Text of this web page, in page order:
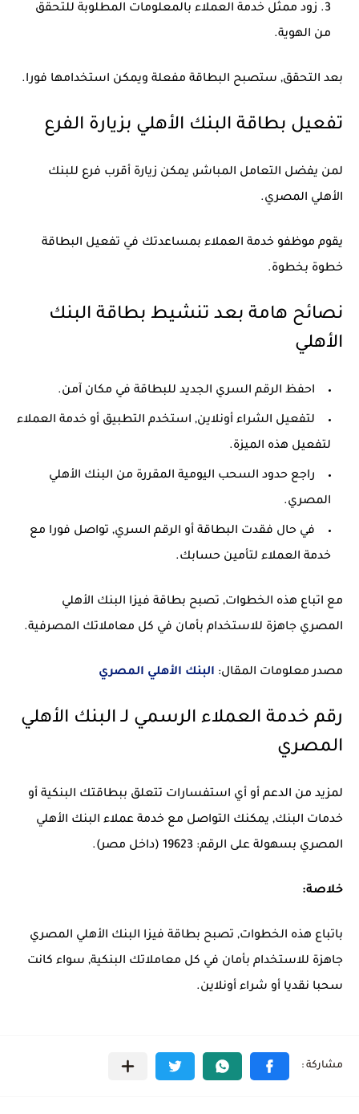
زود ممثل خدمة العملاء بالمعلومات المطلوبة للتحقق
من الهوية.
بعد التحقق, ستصبح البطاقة مفعلة ويمكن استخدامها فورا.
تفعيل بطاقة البنك الأهلي بزيارة الفرع
لمن يفضل التعامل المباشر, يمكن زيارة أقرب فرع للبنك
الأهلي المصري.
يقوم موظفو خدمة العملاء بمساعدتك في تفعيل البطاقة
خطوة بخطوة.
نصائح هامة بعد تنشيط بطاقة البنك
الأهلي
احفظ الرقم السري الجديد للبطاقة في مكان آمن.
لتفعيل الشراء أونلاين, استخدم التطبيق أو خدمة العملاء
لتفعيل هذه الميزة.
راجع حدود السحب اليومية المقررة من البنك الأهلي
المصري.
في حال فقدت البطاقة أو الرقم السري, تواصل فورا مع
خدمة العملاء لتأمين حسابك.
مع اتباع هذه الخطوات, تصبح بطاقة فيزا البنك الأهلي
المصري جاهزة للاستخدام بأمان في كل معاملاتك المصرفية.
مصدر معلومات المقال: البنك الأهلي المصري
رقم خدمة العملاء الرسمي لـ البنك الأهلي
المصري
لمزيد من الدعم أو أي استفسارات تتعلق ببطاقتك البنكية أو
خدمات البنك, يمكنك التواصل مع خدمة عملاء البنك الأهلي
المصري بسهولة على الرقم: 19623 (داخل مصر).
خلاصة:
باتباع هذه الخطوات, تصبح بطاقة فيزا البنك الأهلي المصري
جاهزة للاستخدام بأمان في كل معاملاتك البنكية, سواء كانت
سحبا نقديا أو شراء أونلاين.